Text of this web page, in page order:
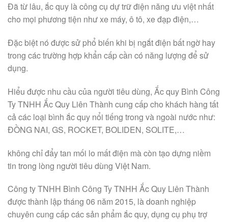
Đã từ lâu, ắc quy là công cụ dự trữ điện năng ưu việt nhất
cho mọi phương tiện như xe máy, ô tô, xe đạp điện,…
Đặc biệt nó được sử phổ biến khi bị ngắt điện bất ngờ hay
trong các trường hợp khẩn cấp cần có năng lượng để sử
dụng.
Hiểu được nhu cầu của người tiêu dùng, Ắc quy Bình Công
Ty TNHH Ắc Quy Liên Thành cung cấp cho khách hàng tất
cả các loại bình ắc quy nổi tiếng trong và ngoài nước như:
ĐỒNG NAI, GS, ROCKET, BOLIDEN, SOLITE,…
không chỉ đẩy tan mối lo mất điện mà còn tạo dựng niềm
tin trong lòng người tiêu dùng Việt Nam.
Công ty TNHH Bình Công Ty TNHH Ắc Quy Liên Thành
được thành lập tháng 06 năm 2015, là doanh nghiệp
chuyên cung cấp các sản phẩm ắc quy, dụng cụ phụ trợ